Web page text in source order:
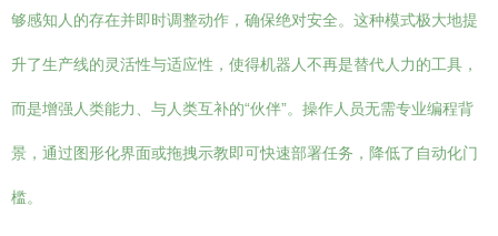
够感知人的存在并即时调整动作，确保绝对安全。这种模式极大地提
升了生产线的灵活性与适应性，使得机器人不再是替代人力的工具，
而是增强人类能力、与人类互补的“伙伴”。操作人员无需专业编程背
景，通过图形化界面或拖拽示教即可快速部署任务，降低了自动化门
槛。